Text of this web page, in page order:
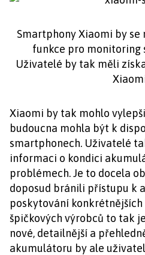
Smartphony Xiaomi by
funkce pro monitoring
Uživatelé by tak měli
Xiaomi by tak mohlo
budoucna mohla být k
smartphonech. Uživatelé
informaci o kondici
problémech. Je to docela
doposud bránili přístupu k
poskytování
špičkových výrobců to tak
nové, detailnější a
akumulátoru by ale